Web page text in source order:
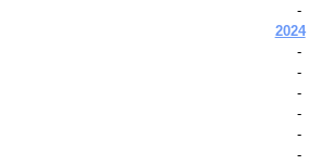
-
2024
-
-
-
-
-
-